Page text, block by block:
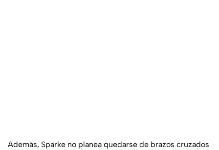
Además, Sparke no planea quedarse de brazos cruzados